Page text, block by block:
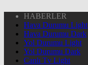
HABERLER
Hava Durumu Light
Hava Durumu Dark
Yol Durumu Light
Yol Durumu Dark
Canlı Tv Light